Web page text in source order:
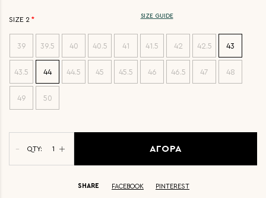
SIZE 2
39 39.5 40 40.5 41 41.5 42 42.5 43
43.5 44 44.5 45 45.5 46 46.5 47 48
49 50
SIZE GUIDE
QTY: ΑΓΟΡΑ
SHARE FACEBOOK PINTEREST